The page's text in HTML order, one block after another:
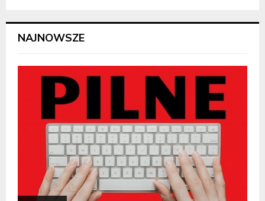
NAJNOWSZE